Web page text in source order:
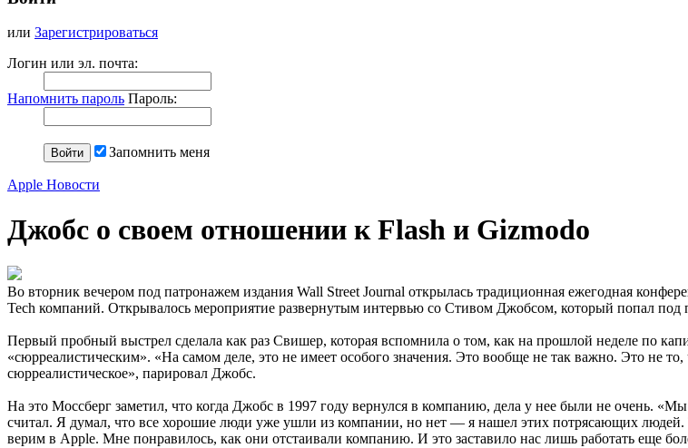
или Зарегистрироваться
Логин или эл. почта:
Напомнить пароль Пароль:
Запомнить меня
Apple Новости
Джобс о своем отношении к Flash и Gizmodo
Во вторник вечером под патронажем издания Wall Street Journal открылась традиционная ежегодная
Tech компаний. Открывалось мероприятие развернутым интервью со Стивом Джобсом, который попал
Первый пробный выстрел сделала как раз Свишер, которая вспомнила о том, как на прошлой неделе по
«сюрреалистическим». «На самом деле, это не имеет особого значения. Это вообще не так важно. Это не то,
сюрреалистическое», парировал Джобс.
На это Моссберг заметил, что когда Джобс в 1997 году вернулся в компанию, дела у нее были не очень.
считал. Я думал, что все хорошие люди уже ушли из компании, но нет — я нашел этих потрясающих
верим в Apple. Мне понравилось, как они отстаивали компанию. И это заставило нас лишь работать еще